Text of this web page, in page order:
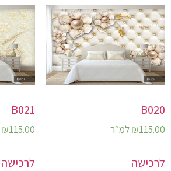
B020
₪115.00 למ״ר
לרכישה
B021
₪115.00
לרכישה